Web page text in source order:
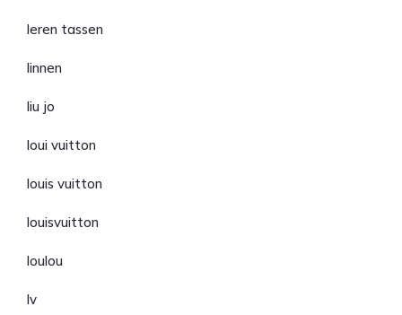
leren tassen
linnen
liu jo
loui vuitton
louis vuitton
louisvuitton
loulou
lv